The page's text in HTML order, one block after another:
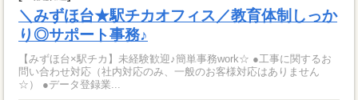
＼みずほ台★駅チカオフィス／教育体制しっか
り◎サポート事務♪
【みずほ台×駅チカ】未経験歓迎♪簡単事務work☆ ●工事に関するお
問い合わせ対応（社内対応のみ、一般のお客様対応はありません
☆） ●データ登録業...